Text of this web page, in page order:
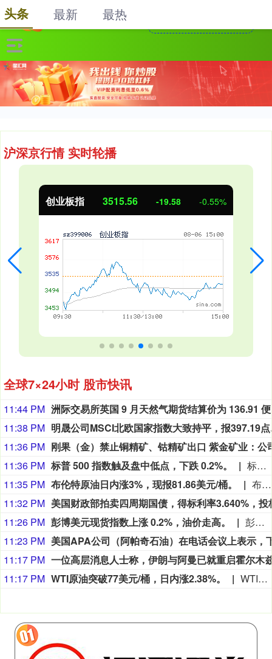
沪深京行情 实时轮播
创业板指 3515.56 -19.58 -0.55%
全球7×24小时 股市快讯
11:44 PM
11:38 PM
明晟公司MSCI北欧
11:36 PM
11:36 PM 标普 500 指数触及盘中低点，下跌 0.2%。
标普 500 指数触及盘中低点，下跌 0.2%。
11:35 PM 布伦特原油日内涨3%，现报81.86美元/桶。
布伦特原油日内涨3%，现报81.86美元/桶。
11:32 PM
11:26 PM 彭博美元现货指数上涨 0.2%，油价走高。
彭博美元现货指数上涨 0.2%，油价走高。
11:23 PM
11:17 PM
11:17 PM WTI原油突破77美元/桶，日内涨2.38%。 WTI原油突破77美元/桶，日内涨2.38%。
头条 最新 最热